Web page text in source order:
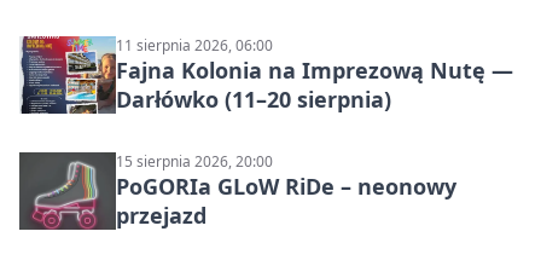
11 sierpnia 2026, 06:00
Fajna Kolonia na Imprezową Nutę —
Darłówko (11–20 sierpnia)
15 sierpnia 2026, 20:00
PoGORIa GLoW RiDe – neonowy
przejazd